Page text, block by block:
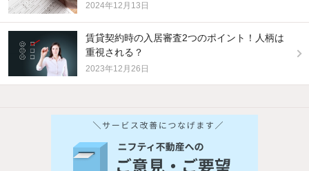
2024年12月13日
賃貸契約時の入居審査2つのポイント！人柄は
重視される？
2023年12月26日
他の人はこんな条件で絞り込んでいます！
バス・トイレ別 2階以上